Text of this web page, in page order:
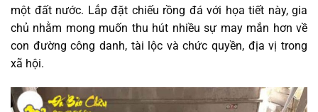
một đất nước. Lắp đặt chiếu rồng đá với họa tiết này, gia
chủ nhằm mong muốn thu hút nhiều sự may mắn hơn về
con đường công danh, tài lộc và chức quyền, địa vị trong
xã hội.